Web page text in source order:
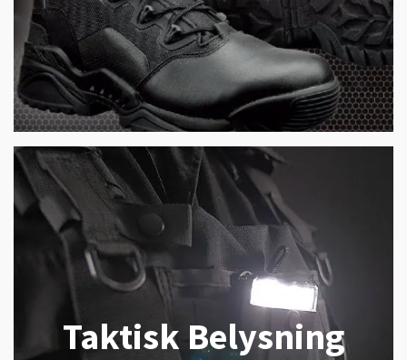
Taktisk Belysning